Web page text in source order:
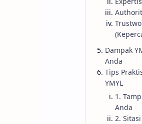
Dampak
Anda
Tips
YMYL
1.
Anda
2.